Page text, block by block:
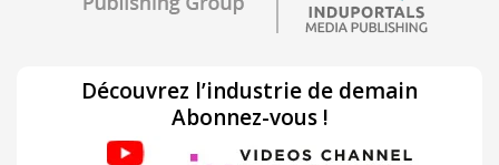
Découvrez l’industrie de demain
Abonnez-vous !